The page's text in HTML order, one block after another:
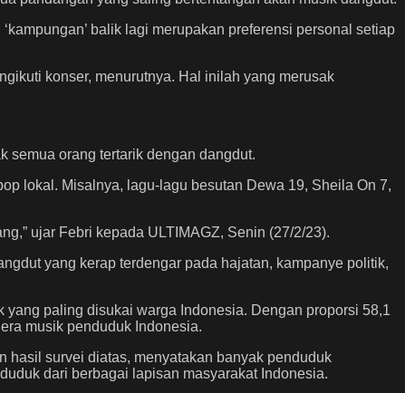
balik lagi merupakan preferensi personal setiap
konser, menurutnya. Hal inilah yang merusak
semua orang tertarik dengan dangdut.
lokal. Misalnya, lagu-lagu besutan Dewa 19, Sheila On 7,
ujar Febri kepada ULTIMAGZ, Senin (27/2/23).
yang kerap terdengar pada hajatan, kampanye politik,
paling disukai warga Indonesia. Dengan proporsi 58,1
musik penduduk Indonesia.
hasil survei diatas, menyatakan banyak penduduk
dari berbagai lapisan masyarakat Indonesia.